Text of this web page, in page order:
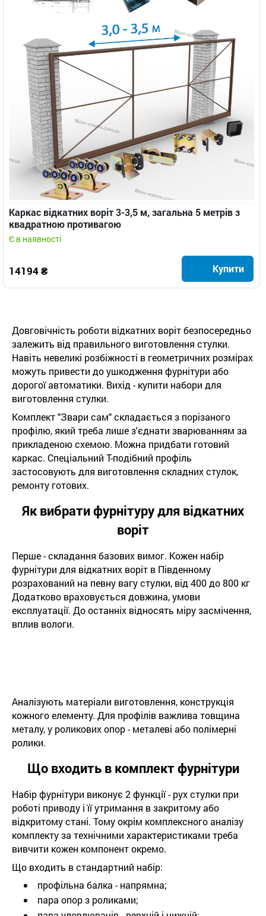
Каркас відкатних воріт 3-3,5 м, загальна 5 метрів з
квадратною противагою
Є в наявності
14194 ₴ Купити
Довговічність роботи відкатних воріт безпосередньо
залежить від правильного виготовлення стулки.
Навіть невеликі розбіжності в геометричних розмірах
можуть привести до ушкодження фурнітури або
дорогої автоматики. Вихід - купити набори для
виготовлення стулки.
Комплект "Звари сам" складається з порізаного
профілю, який треба лише з'єднати зварюванням за
прикладеною схемою. Можна придбати готовий
каркас. Спеціальний Т-подібний профіль
застосовують для виготовлення складних стулок,
ремонту готових.
Як вибрати фурнітуру для відкатних
воріт
Перше - складання базових вимог. Кожен набір
фурнітури для відкатних воріт в Південному
розрахований на певну вагу стулки, від 400 до 800 кг
Додатково враховується довжина, умови
експлуатації. До останніх відносять міру засмічення,
вплив вологи.
Аналізують матеріали виготовлення, конструкція
кожного елементу. Для профілів важлива товщина
металу, у роликових опор - металеві або полімерні
ролики.
Що входить в комплект фурнітури
Набір фурнітури виконує 2 функції - рух стулки при
роботі приводу і її утримання в закритому або
відкритому стані. Тому окрім комплексного аналізу
комплекту за технічними характеристиками треба
вивчити кожен компонент окремо.
Що входить в стандартний набір:
профільна балка - напрямна;
пара опор з роликами;